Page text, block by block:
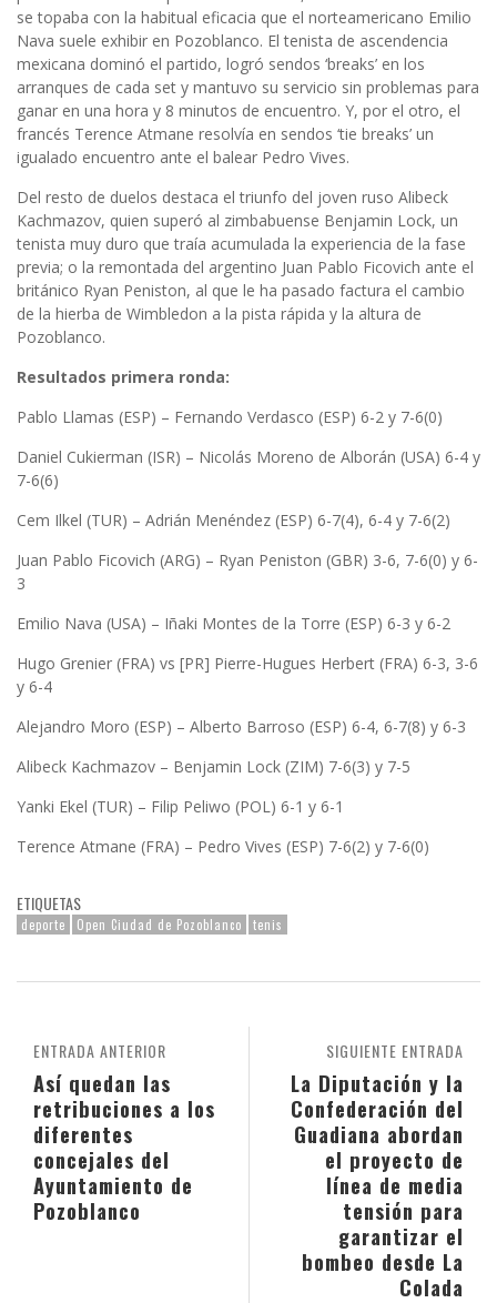
se topaba con la habitual eficacia que el norteamericano Emilio
Nava suele exhibir en Pozoblanco. El tenista de ascendencia
mexicana dominó el partido, logró sendos ‘breaks’ en los
arranques de cada set y mantuvo su servicio sin problemas para
ganar en una hora y 8 minutos de encuentro. Y, por el otro, el
francés Terence Atmane resolvía en sendos ‘tie breaks’ un
igualado encuentro ante el balear Pedro Vives.
Del resto de duelos destaca el triunfo del joven ruso Alibeck
Kachmazov, quien superó al zimbabuense Benjamin Lock, un
tenista muy duro que traía acumulada la experiencia de la fase
previa; o la remontada del argentino Juan Pablo Ficovich ante el
británico Ryan Peniston, al que le ha pasado factura el cambio
de la hierba de Wimbledon a la pista rápida y la altura de
Pozoblanco.
Resultados primera ronda:
Pablo Llamas (ESP) – Fernando Verdasco (ESP) 6-2 y 7-6(0)
Daniel Cukierman (ISR) – Nicolás Moreno de Alborán (USA) 6-4 y
7-6(6)
Cem Ilkel (TUR) – Adrián Menéndez (ESP) 6-7(4), 6-4 y 7-6(2)
Juan Pablo Ficovich (ARG) – Ryan Peniston (GBR) 3-6, 7-6(0) y 6-
3
Emilio Nava (USA) – Iñaki Montes de la Torre (ESP) 6-3 y 6-2
Hugo Grenier (FRA) vs [PR] Pierre-Hugues Herbert (FRA) 6-3, 3-6
y 6-4
Alejandro Moro (ESP) – Alberto Barroso (ESP) 6-4, 6-7(8) y 6-3
Alibeck Kachmazov – Benjamin Lock (ZIM) 7-6(3) y 7-5
Yanki Ekel (TUR) – Filip Peliwo (POL) 6-1 y 6-1
Terence Atmane (FRA) – Pedro Vives (ESP) 7-6(2) y 7-6(0)
ETIQUETAS
deporte Open Ciudad de Pozoblanco tenis
SIGUIENTE ENTRADA
La Diputación y la
Confederación del
Guadiana abordan
el proyecto de
línea de media
tensión para
garantizar el
bombeo desde La
Colada
ENTRADA ANTERIOR
Así quedan las
retribuciones a los
diferentes
concejales del
Ayuntamiento de
Pozoblanco